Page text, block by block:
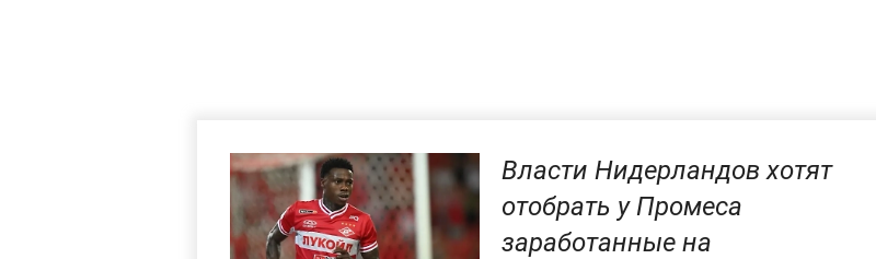
Власти Нидерландов хотят
отобрать у Промеса
заработанные на